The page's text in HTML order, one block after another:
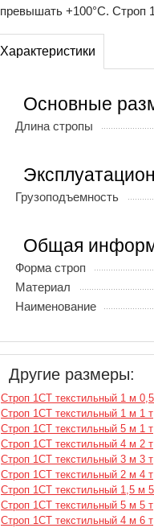
превышать +100°С. Строп
Характеристики
Основные
Длина стропы
Грузоподъемность
Общая
Форма строп
Материал
Наименование
Другие размеры:
Строп 1СТ текстильный 1 м
Строп 1СТ текстильный 1 м 1 т
Строп 1СТ текстильный 5 м 1 т
Строп 1СТ текстильный 4 м 2 т
Строп 1СТ текстильный 3 м 3 т
Строп 1СТ текстильный 2 м 4 т
Строп 1СТ текстильный 1,5 м
Строп 1СТ текстильный 5 м 5 т
Строп 1СТ текстильный 4 м 6 т